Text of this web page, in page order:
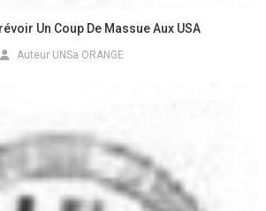
Un Coup De Massue Aux USA
Auteur UNSa ORANGE